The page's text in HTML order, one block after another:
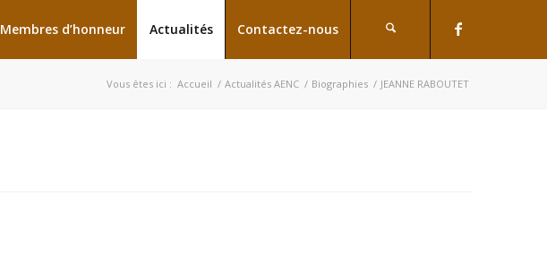
Membres d’honneur Actualités Contactez-nous
Vous êtes ici : Accueil / Actualités AENC / Biographies / JEANNE RABOUTET